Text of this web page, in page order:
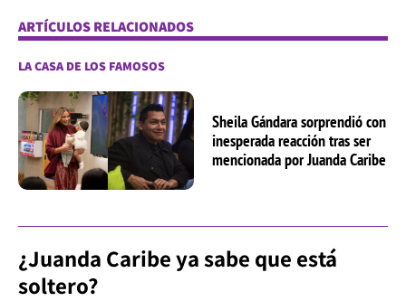
ARTÍCULOS RELACIONADOS
LA CASA DE LOS FAMOSOS
Sheila Gándara sorprendió con
inesperada reacción tras ser
mencionada por Juanda Caribe
¿Juanda Caribe ya sabe que está
soltero?